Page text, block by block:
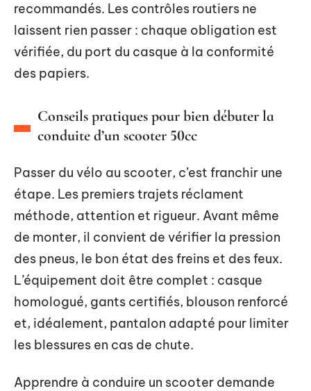
recommandés. Les contrôles routiers ne
laissent rien passer : chaque obligation est
vérifiée, du port du casque à la conformité
des papiers.
Conseils pratiques pour bien débuter la
conduite d’un scooter 50cc
Passer du vélo au scooter, c’est franchir une
étape. Les premiers trajets réclament
méthode, attention et rigueur. Avant même
de monter, il convient de vérifier la pression
des pneus, le bon état des freins et des feux.
L’équipement doit être complet : casque
homologué, gants certifiés, blouson renforcé
et, idéalement, pantalon adapté pour limiter
les blessures en cas de chute.
Apprendre à conduire un scooter demande